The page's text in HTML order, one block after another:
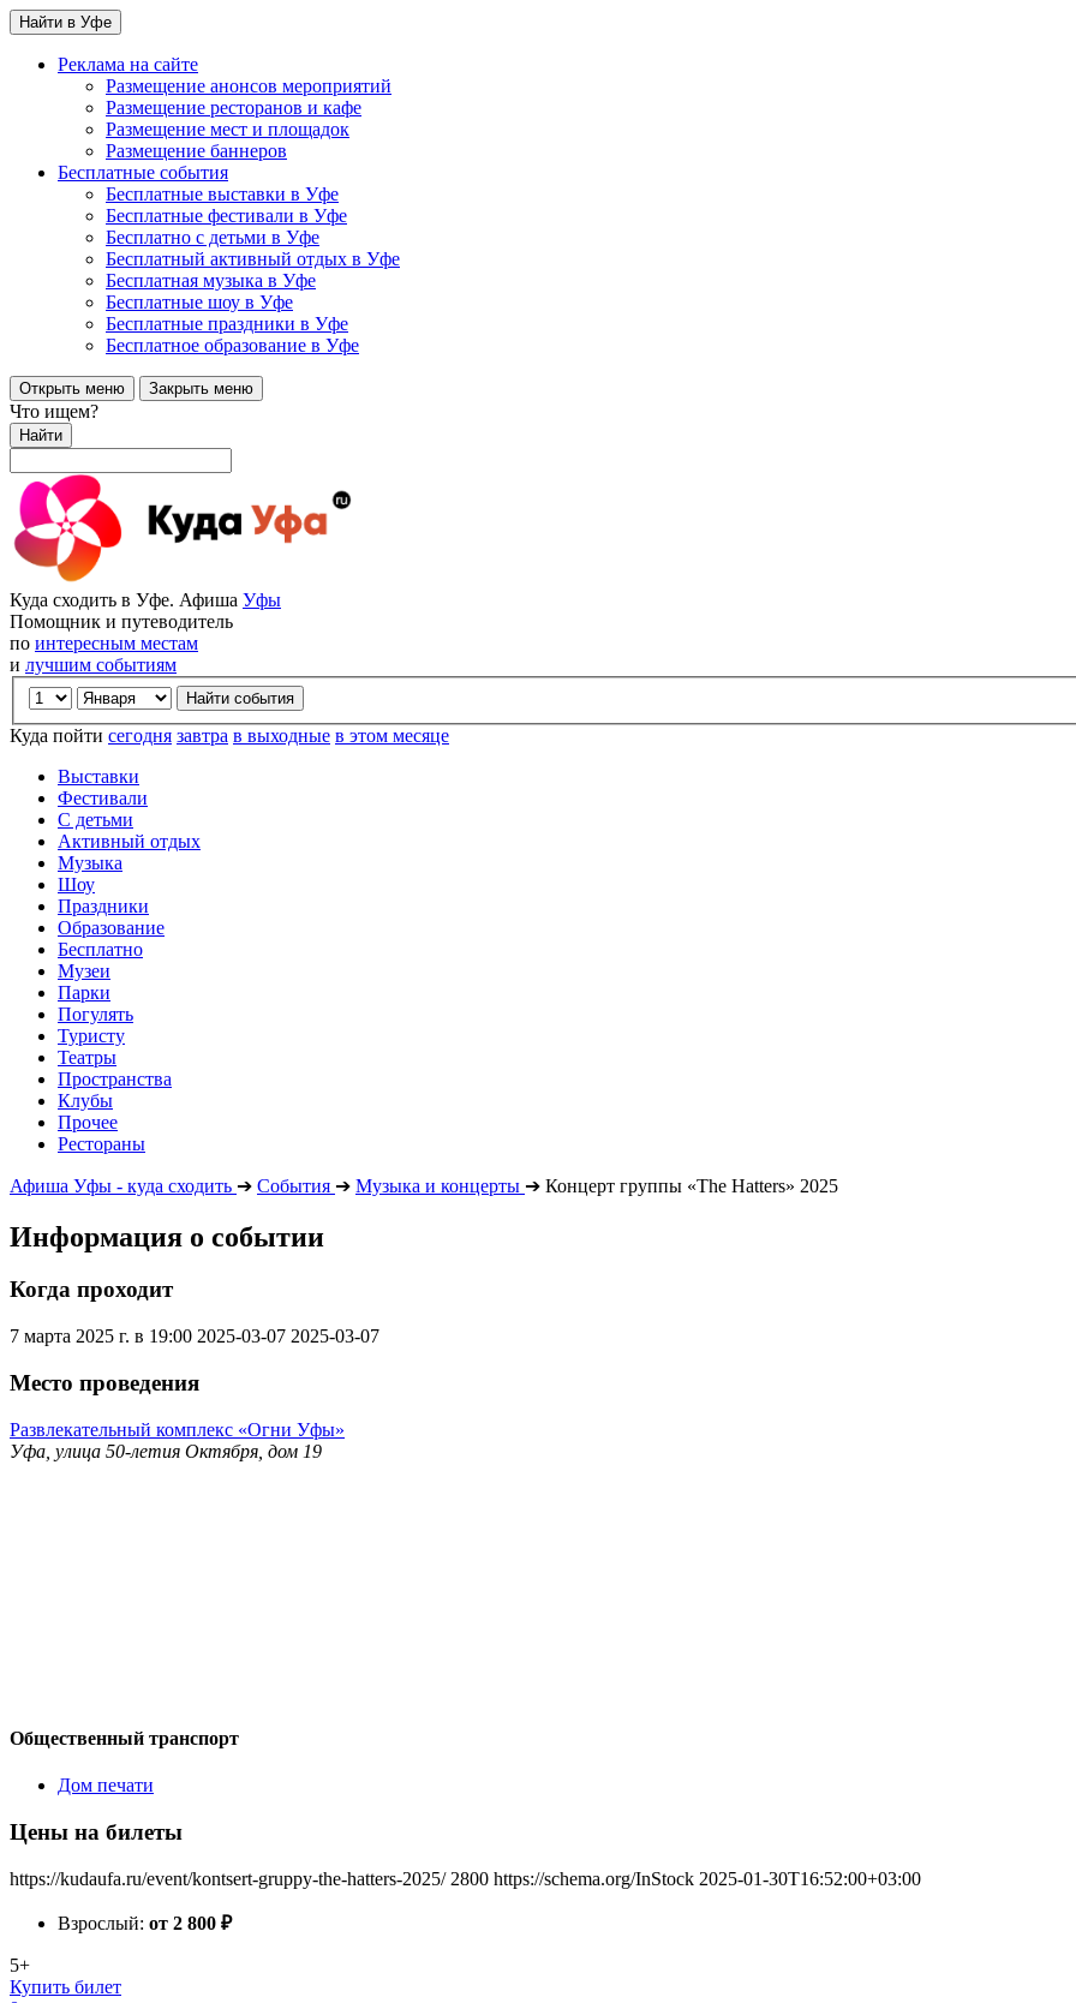
Найти в Уфе
Реклама на сайте
Размещение анонсов мероприятий
Размещение ресторанов и кафе
Размещение мест и площадок
Размещение баннеров
Бесплатные события
Бесплатные выставки в Уфе
Бесплатные фестивали в Уфе
Бесплатно с детьми в Уфе
Бесплатный активный отдых в Уфе
Бесплатная музыка в Уфе
Бесплатные шоу в Уфе
Бесплатные праздники в Уфе
Бесплатное образование в Уфе
Открыть меню Закрыть меню
Что ищем?
Найти
Куда сходить в Уфе. Афиша Уфы
Помощник и путеводитель
по интересным местам
и лучшим событиям
Куда пойти сегодня завтра в выходные в этом месяце
Выставки
Фестивали
С детьми
Активный отдых
Музыка
Шоу
Праздники
Образование
Бесплатно
Музеи
Парки
Погулять
Туристу
Театры
Пространства
Клубы
Прочее
Рестораны
Афиша Уфы - куда сходить ➔ События ➔ Музыка и концерты ➔ Концерт группы «The Hatters» 2025
Информация о событии
Когда проходит
7 марта 2025 г. в 19:00 2025-03-07 2025-03-07
Место проведения
Развлекательный комплекс «Огни Уфы»
Уфа, улица 50-летия Октября, дом 19
Общественный транспорт
Дом печати
Цены на билеты
https://kudaufa.ru/event/kontsert-gruppy-the-hatters-2025/ 2800 https://schema.org/InStock 2025-01-30T16:52:00+03:00
Взрослый: от 2 800 ₽
5+
Купить билет